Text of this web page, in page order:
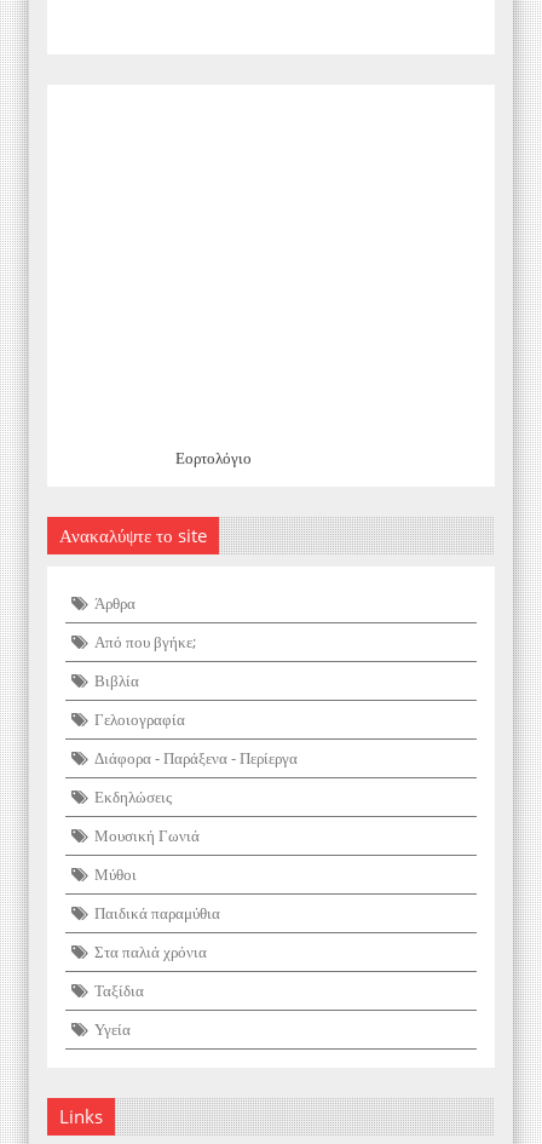
Εορτολόγιο
Ανακαλύψτε το site
Άρθρα
Από που βγήκε;
Βιβλία
Γελοιογραφία
Διάφορα - Παράξενα - Περίεργα
Εκδηλώσεις
Μουσική Γωνιά
Μύθοι
Παιδικά παραμύθια
Στα παλιά χρόνια
Ταξίδια
Υγεία
Links